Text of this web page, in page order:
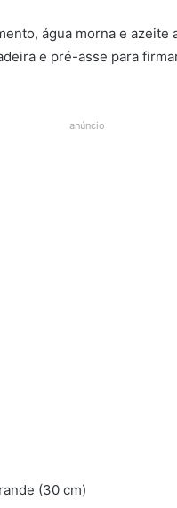
água morna e azeite
e pré-asse para
anúncio
(30 cm)